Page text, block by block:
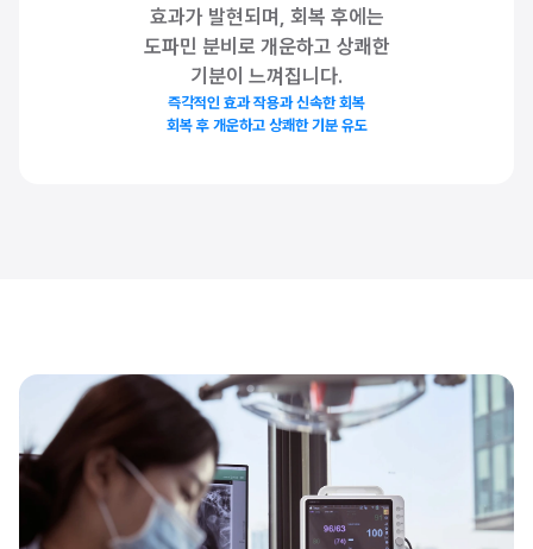
효과가 발현되며, 회복 후에는
도파민 분비로 개운하고 상쾌한
기분이 느껴집니다.
즉각적인 효과 작용과 신속한 회복
회복 후 개운하고 상쾌한 기분 유도